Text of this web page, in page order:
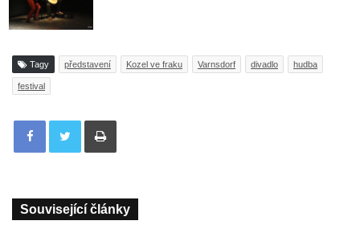
Tagy představení Kozel ve fraku Varnsdorf divadlo hudba
festival
Tisknout
Související články